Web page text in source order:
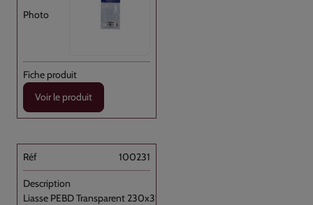
Voir le produit
100231
Liasse PEBD Transparent 230x310+P [...]